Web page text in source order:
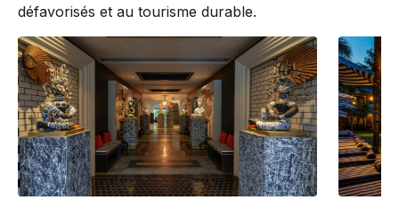
défavorisés et au tourisme durable.